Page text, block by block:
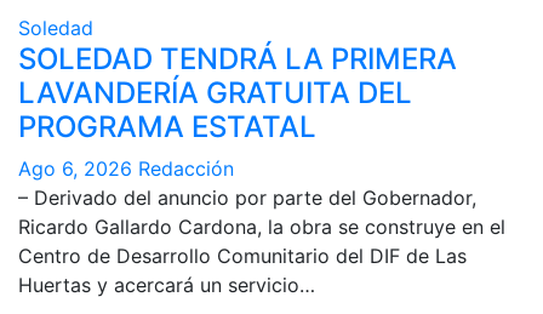
Soledad
SOLEDAD TENDRÁ LA PRIMERA
LAVANDERÍA GRATUITA DEL
PROGRAMA ESTATAL
Ago 6, 2026 Redacción
– Derivado del anuncio por parte del Gobernador,
Ricardo Gallardo Cardona, la obra se construye en el
Centro de Desarrollo Comunitario del DIF de Las
Huertas y acercará un servicio…